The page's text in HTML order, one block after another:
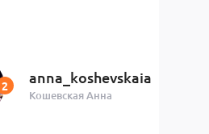
anna_koshevskaia
Кошевская Анна